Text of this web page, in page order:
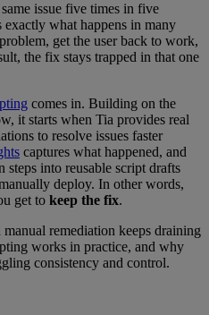
issue five times in five
what happens in many
get the user back to work,
the fix stays trapped in that one
comes in. Building on the
it starts when Tia provides real
to resolve issues faster
captures what happened, and
steps into reusable script drafts
deploy. In other words,
get to keep the fix.
remediation keeps draining
works in practice, and why
consistency and control.